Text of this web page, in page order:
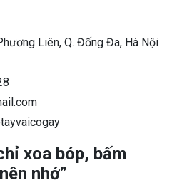
Liên, Q. Đống Đa, Hà Nội
xoa bóp, bấm
nhớ”